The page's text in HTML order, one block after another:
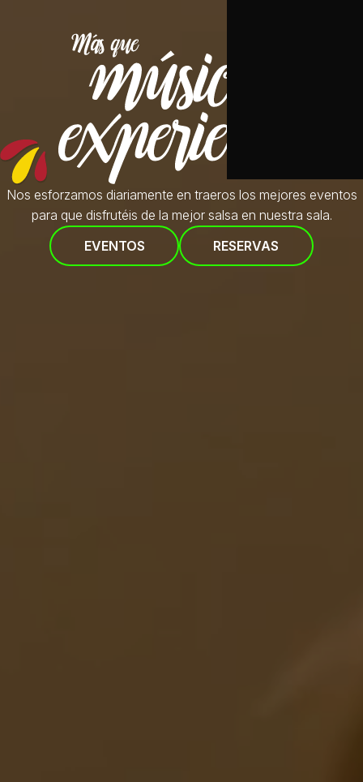
Nos esforzamos diariamente en traeros los mejores eventos
para que disfrutéis de la mejor salsa en nuestra sala.
EVENTOS
RESERVAS